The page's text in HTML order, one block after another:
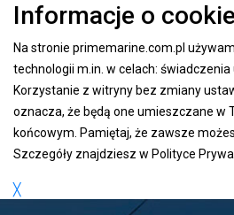
Informacje o cookie
Na stronie primemarine.com.pl
technologii m.in. w celach: świadczenia
Korzystanie z witryny bez zmiany
oznacza, że będą one umieszczane w
końcowym. Pamiętaj, że zawsze
Szczegóły znajdziesz w Polityce
╳